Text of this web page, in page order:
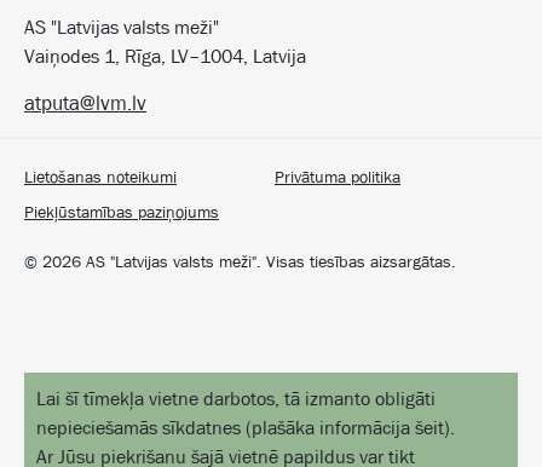
AS "Latvijas valsts meži"
Vaiņodes 1, Rīga, LV–1004, Latvija
© 2026 AS "Latvijas valsts meži". Visas tiesības aizsargātas.
Lietošanas noteikumi
Privātuma politika
Piekļūstamības paziņojums
atputa@lvm.lv
Lai šī tīmekļa vietne darbotos, tā izmanto obligāti
nepieciešamās sīkdatnes (plašāka informācija šeit).
Ar Jūsu piekrišanu šajā vietnē papildus var tikt